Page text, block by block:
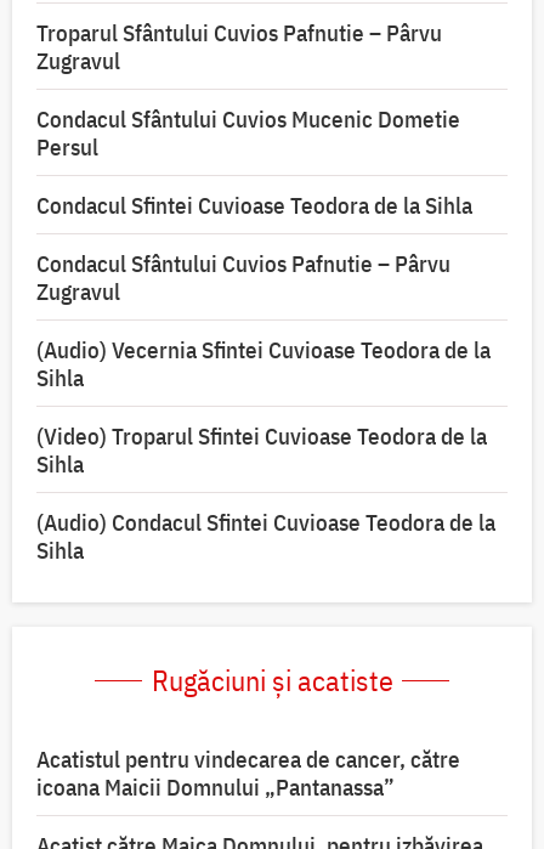
Troparul Sfântului Cuvios Pafnutie – Pârvu
Zugravul
Condacul Sfântului Cuvios Mucenic Dometie
Persul
Condacul Sfintei Cuvioase Teodora de la Sihla
Condacul Sfântului Cuvios Pafnutie – Pârvu
Zugravul
(Audio) Vecernia Sfintei Cuvioase Teodora de la
Sihla
(Video) Troparul Sfintei Cuvioase Teodora de la
Sihla
(Audio) Condacul Sfintei Cuvioase Teodora de la
Sihla
Rugăciuni și acatiste
Acatistul pentru vindecarea de cancer, către
icoana Maicii Domnului „Pantanassa”